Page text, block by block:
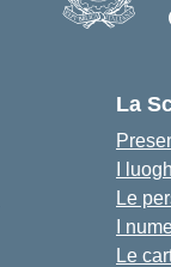
La
I
Le
I
Le